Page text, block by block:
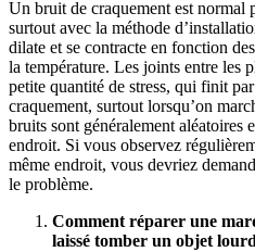
Un bruit de craquement est normal
surtout avec la méthode
dilate et se contracte en fonction
la température. Les joints entre les
petite quantité de stress, qui finit
craquement, surtout lorsqu’on
bruits sont généralement aléatoires
endroit. Si vous observez
même endroit, vous devriez
le problème.
Comment réparer une
laissé tomber un objet